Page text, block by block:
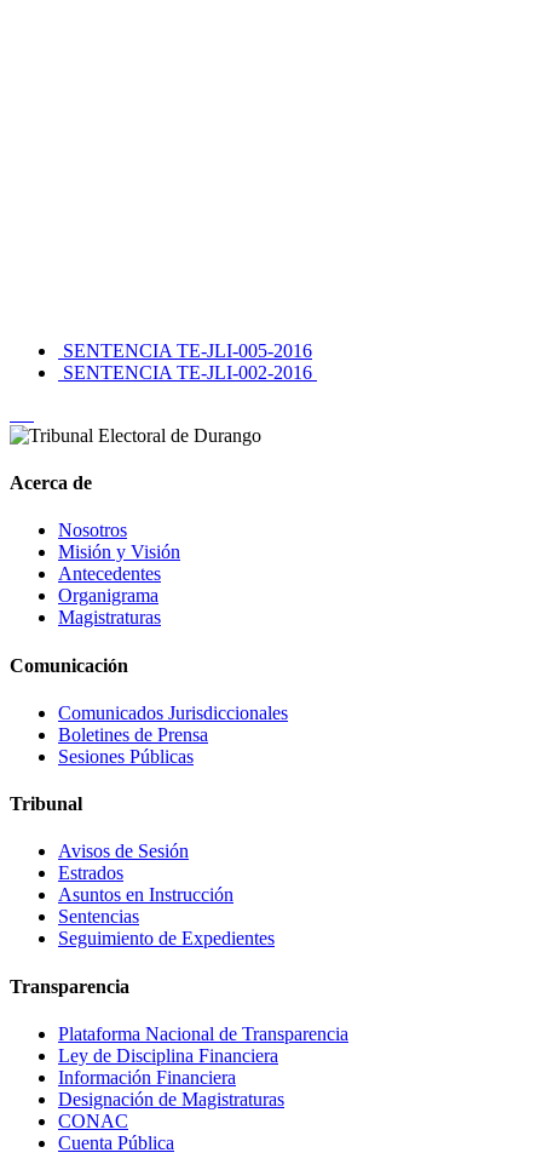
SENTENCIA TE-JLI-005-2016
SENTENCIA TE-JLI-002-2016
Acerca de
Nosotros
Misión y Visión
Antecedentes
Organigrama
Magistraturas
Comunicación
Comunicados Jurisdiccionales
Boletines de Prensa
Sesiones Públicas
Tribunal
Avisos de Sesión
Estrados
Asuntos en Instrucción
Sentencias
Seguimiento de Expedientes
Transparencia
Plataforma Nacional de Transparencia
Ley de Disciplina Financiera
Información Financiera
Designación de Magistraturas
CONAC
Cuenta Pública